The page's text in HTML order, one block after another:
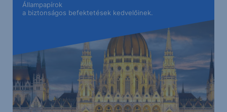
Állampapírok
a biztonságos befektetések kedvelőinek.